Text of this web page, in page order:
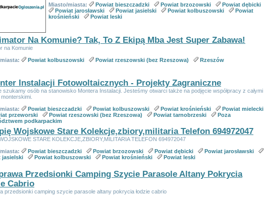
Miasto/miasta:
Powiat bieszczadzki Powiat brzozowski
Powiat dębicki
Powiat jarosławski
Powiat jasielski Powiat kolbuszowski
Powiat
krośnieński
Powiat leski
Na Komunie? Tak, To Z Ekipą Mba Jest Super Zabawa!
na Komunie
Powiat kolbuszowski Powiat rzeszowski (bez Rzeszowa) Rzeszów
Instalacji Fotowoltaicznych - Projekty Zagraniczne
szukamy osób na stanowisko Montera Instalacji. Jesteśmy otwarci także na podjęcie współpracy z całymi
Powiat bieszczadzki Powiat kolbuszowski Powiat krośnieński
Powiat mielecki
przeworski
Powiat rzeszowski (bez Rzeszowa) Powiat tarnobrzeski
Poza
podkarpackim
Wojskowe Stare Kolekcje,zbiory,militaria Telefon 694972047
STARE KOLEKCJE,ZBIORY,MILITARIA TELEFON 694972047
Powiat bieszczadzki Powiat brzozowski Powiat dębicki
Powiat jarosławski
jasielski
Powiat kolbuszowski Powiat krośnieński Powiat leski
Przedsionki Camping Szycie Parasole Altany Pokrycia
Cabrio
przedsionki camping szycie parasole altany pokrycia łodzie cabrio